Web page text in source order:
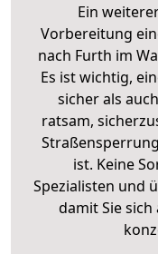
Ein
Vorbereitung
nach Furth im
Es ist wichtig,
sicher als auch
ratsam,
ist. Keine
Spezialisten und
damit Sie